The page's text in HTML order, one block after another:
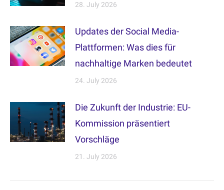
28. July 2026
Updates der Social Media-
Plattformen: Was dies für
nachhaltige Marken bedeutet
24. July 2026
Die Zukunft der Industrie: EU-
Kommission präsentiert
Vorschläge
21. July 2026